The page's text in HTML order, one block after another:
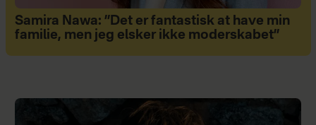
Samira Nawa: ”Det er fantastisk at have min
familie, men jeg elsker ikke moderskabet”